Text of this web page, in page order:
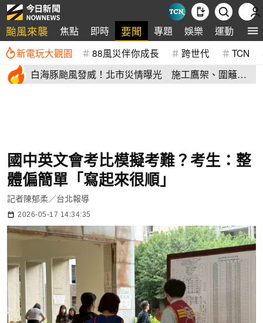
颱風來襲 焦點 即時 要聞 專題 娛樂 運動 全
新電玩大觀園 88風災伴你成長 跨世代 TCN
白海豚颱風發威！北市災情曝光 施工鷹架、圍籬倒
國中英文會考比模擬考難？考生：整
體偏簡單「寫起來很順」
記者陳郁柔／台北報導
2026-05-17 14:34:35